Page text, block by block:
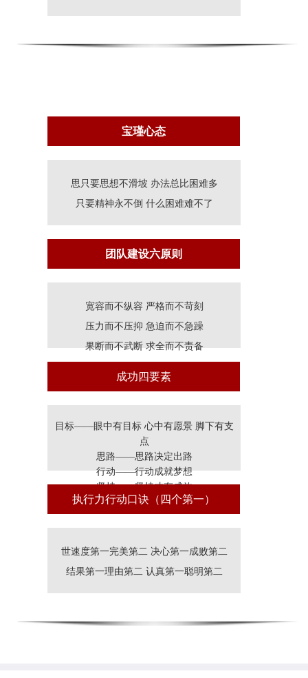
宝瑾心态
思只要思想不滑坡 办法总比困难多
只要精神永不倒 什么困难难不了
团队建设六原则
宽容而不纵容 严格而不苛刻
压力而不压抑 急迫而不急躁
果断而不武断 求全而不责备
成功四要素
目标——眼中有目标 心中有愿景 脚下有支
点
思路——思路决定出路
行动——行动成就梦想
坚持——坚持才有成效
执行力行动口诀（四个第一）
世速度第一完美第二 决心第一成败第二
结果第一理由第二 认真第一聪明第二